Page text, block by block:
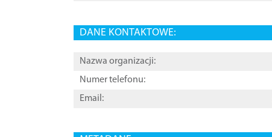
DANE KONTAKTOWE:
Nazwa organizacji:
Numer telefonu:
Email: